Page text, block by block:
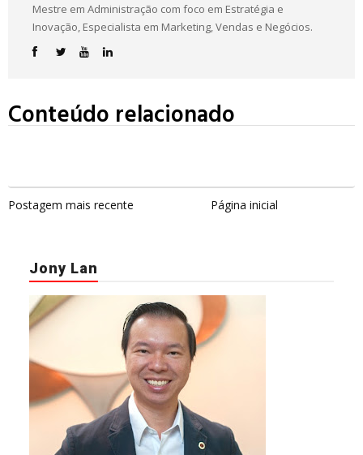
Mestre em Administração com foco em Estratégia e
Inovação, Especialista em Marketing, Vendas e Negócios.
Conteúdo relacionado
Postagem mais recente Página inicial
Jony Lan